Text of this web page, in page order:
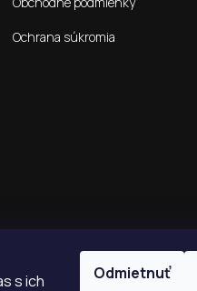
s ich
Odmietnuť
Ochrana súkromia